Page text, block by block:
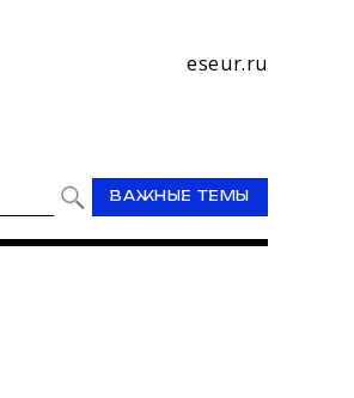
eseur.ru
ВАЖНЫЕ ТЕМЫ